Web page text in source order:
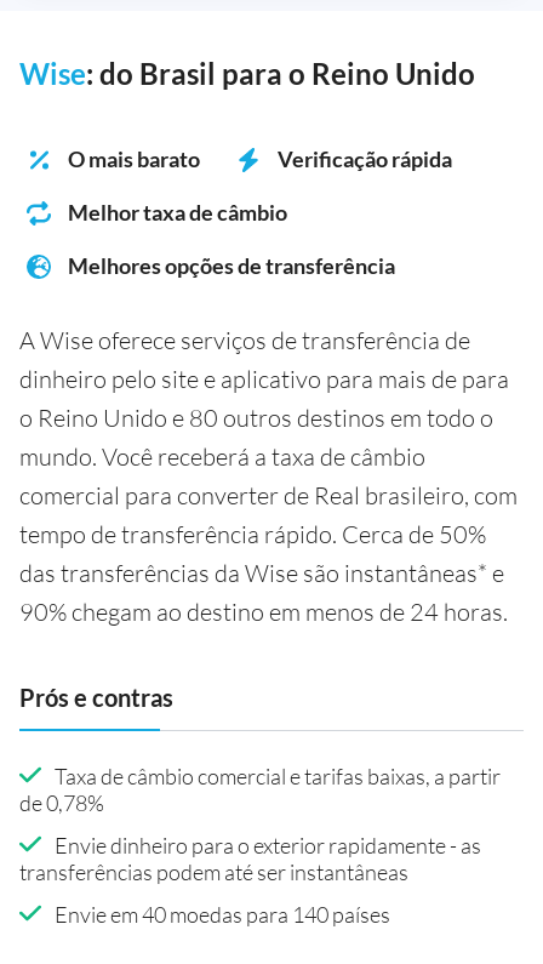
Wise: do Brasil para o Reino Unido
O mais barato
Verificação rápida
Melhor taxa de câmbio
Melhores opções de transferência
A Wise oferece serviços de transferência de
dinheiro pelo site e aplicativo para mais de para
o Reino Unido e 80 outros destinos em todo o
mundo. Você receberá a taxa de câmbio
comercial para converter de Real brasileiro, com
tempo de transferência rápido. Cerca de 50%
das transferências da Wise são instantâneas* e
90% chegam ao destino em menos de 24 horas.
Prós e contras
Taxa de câmbio comercial e tarifas baixas, a partir
de 0,78%
Envie dinheiro para o exterior rapidamente - as
transferências podem até ser instantâneas
Envie em 40 moedas para 140 países